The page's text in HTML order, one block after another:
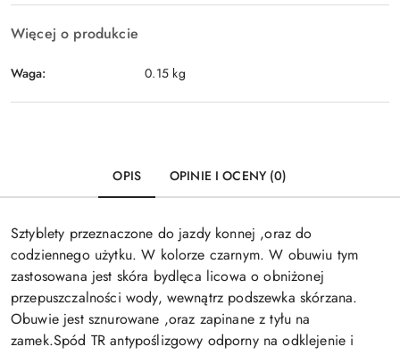
Więcej o produkcie
Waga: 0.15 kg
OPIS OPINIE I OCENY (0)
Sztyblety przeznaczone do jazdy konnej ,oraz do
codziennego użytku. W kolorze czarnym. W obuwiu tym
zastosowana jest skóra bydlęca licowa o obniżonej
przepuszczalności wody, wewnątrz podszewka skórzana.
Obuwie jest sznurowane ,oraz zapinane z tyłu na
zamek.Spód TR antypoślizgowy odporny na odklejenie i